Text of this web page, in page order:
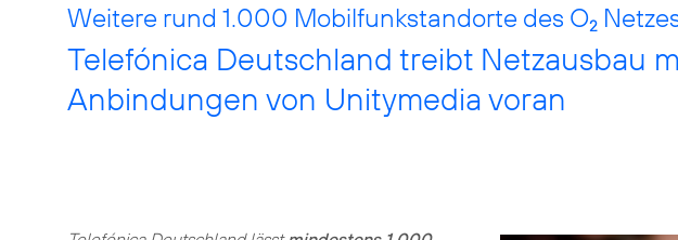
Weitere rund 1.000 Mobilfunkstandorte des O2
Telefónica Deutschland treibt Netzausbau
Anbindungen von Unitymedia voran